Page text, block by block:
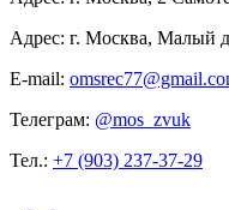
Адрес: г. Москва, Малый
E-mail:
Телеграм: @mos_zvuk
Тел.: +7 (903) 237-37-29